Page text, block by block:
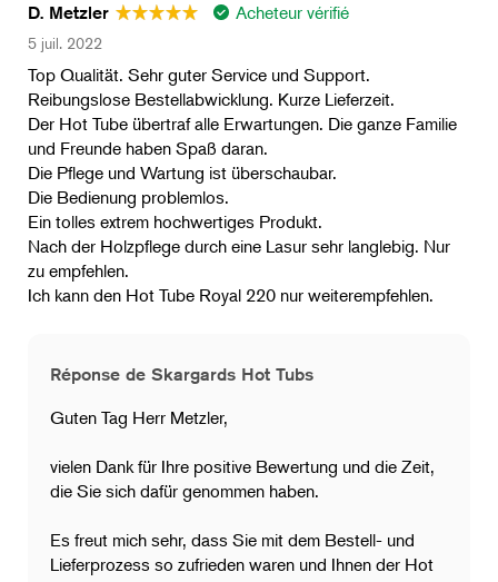
D. Metzler Acheteur vérifié
5 juil. 2022
Top Qualität. Sehr guter Service und Support.
Reibungslose Bestellabwicklung. Kurze Lieferzeit.
Der Hot Tube übertraf alle Erwartungen. Die ganze Familie
und Freunde haben Spaß daran.
Die Pflege und Wartung ist überschaubar.
Die Bedienung problemlos.
Ein tolles extrem hochwertiges Produkt.
Nach der Holzpflege durch eine Lasur sehr langlebig. Nur
zu empfehlen.
Ich kann den Hot Tube Royal 220 nur weiterempfehlen.
Réponse de Skargards Hot Tubs
Guten Tag Herr Metzler,
vielen Dank für Ihre positive Bewertung und die Zeit,
die Sie sich dafür genommen haben.
Es freut mich sehr, dass Sie mit dem Bestell- und
Lieferprozess so zufrieden waren und Ihnen der Hot